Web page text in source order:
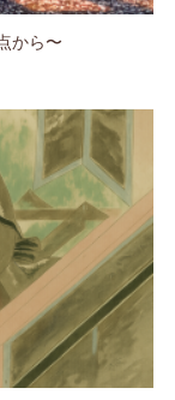
から〜